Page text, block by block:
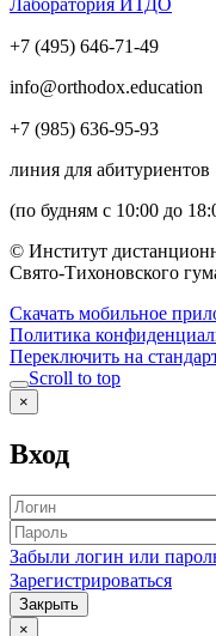
Лаборатория ИТДО
+7 (495) 646-71-49
info@orthodox.education
+7 (985) 636-95-93
линия для абитуриентов
(по будням с 10:00 до
© Институт
Свято-Тихоновского
Скачать мобильное
Политика
Переключить на
Scroll to top
×
Вход
Забыли логин или
Зарегистрироваться
Закрыть
×